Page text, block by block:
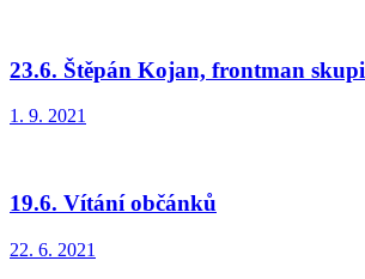
23.6. Štěpán Kojan, frontman
1. 9. 2021
19.6. Vítání občánků
22. 6. 2021